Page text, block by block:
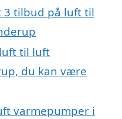
tilbud på luft til
til luft
du kan være
varmepumper i